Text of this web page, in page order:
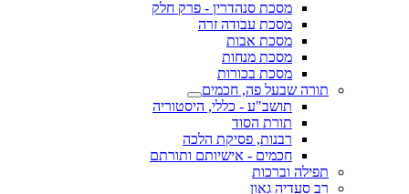
מסכת סנהדרין - פרק חלק
מסכת עבודה זרה
מסכת אבות
מסכת מנחות
מסכת בכורות
תורה שבעל פה, חכמים
תושב"ע - כללי, היסטוריה
תורת הסוד
רבנות, פסיקת הלכה
חכמים - אישיותם ותורתם
תפילה וברכות
רב סעדיה גאון